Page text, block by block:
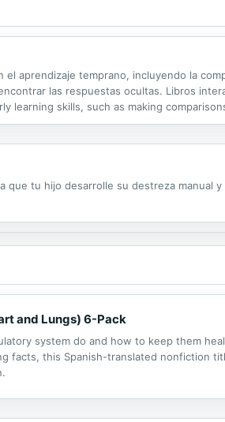
aprendizaje temprano, incluyendo la
las respuestas ocultas. Libros
learning skills, such as making
These are interactive books for...
tu hijo desarrolle su destreza manual
and Lungs) 6-Pack
system do and how to keep them
facts, this Spanish-translated nonfiction